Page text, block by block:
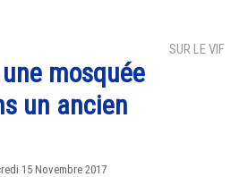
SUR LE VIF
mosquée
un ancien
15 Novembre 2017